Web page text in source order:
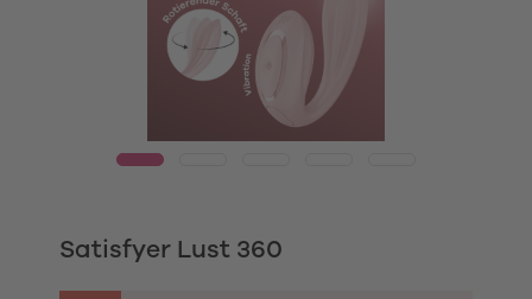
Satisfyer Lust 360